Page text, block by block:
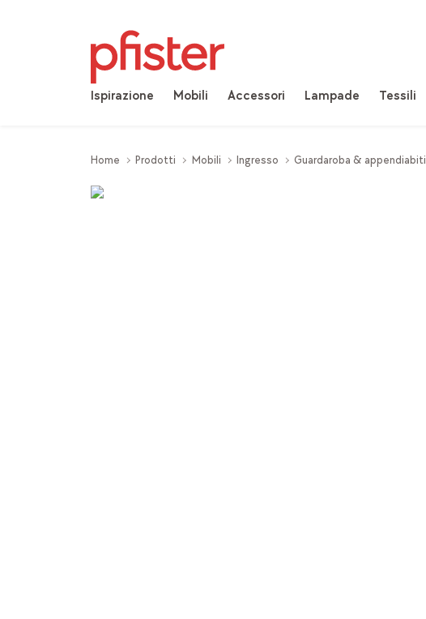
Ispirazione Mobili Accessori Lampade Tessili
Home Prodotti Mobili Ingresso Guardaroba & appendiabiti